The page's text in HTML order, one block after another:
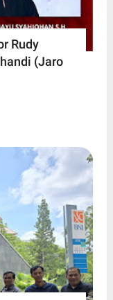
Rudy
(Jaro